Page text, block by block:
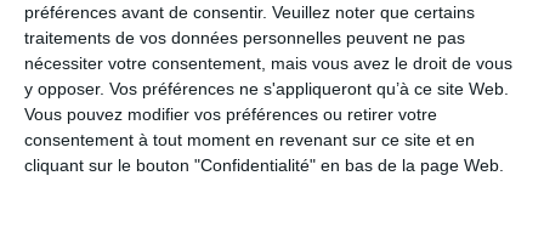
préférences avant de consentir. Veuillez noter que certains
traitements de vos données personnelles peuvent ne pas
nécessiter votre consentement, mais vous avez le droit de vous
y opposer. Vos préférences ne s'appliqueront qu’à ce site Web.
Vous pouvez modifier vos préférences ou retirer votre
consentement à tout moment en revenant sur ce site et en
cliquant sur le bouton "Confidentialité" en bas de la page Web.
En manque d'inspiration ?Découvrez nos idées
messages et nos modèles de lettres